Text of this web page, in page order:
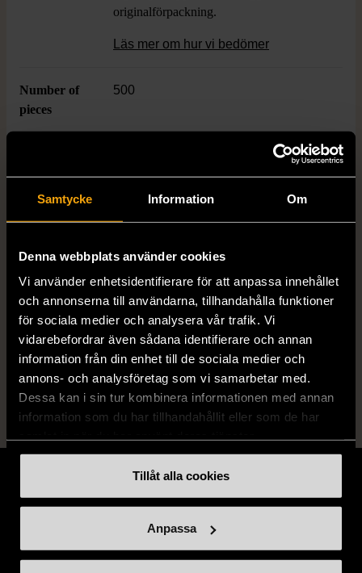
Samtycke Information Om
Denna webbplats använder cookies
Vi använder enhetsidentifierare för att anpassa innehållet
och annonserna till användarna, tillhandahålla funktioner
för sociala medier och analysera vår trafik. Vi
vidarebefordrar även sådana identifierare och annan
information från din enhet till de sociala medier och
annons- och analysföretag som vi samarbetar med.
Dessa kan i sin tur kombinera informationen med annan
information som du har tillhandahållit eller som de har
Tillåt alla cookies
Anpassa
originalförpackning.
Läs mer om hur vi bedömer
Number of
pieces
500
Varumärke Tactic
Fri frakt på alla köp över 990 kr.
14 dagars ångerrät.